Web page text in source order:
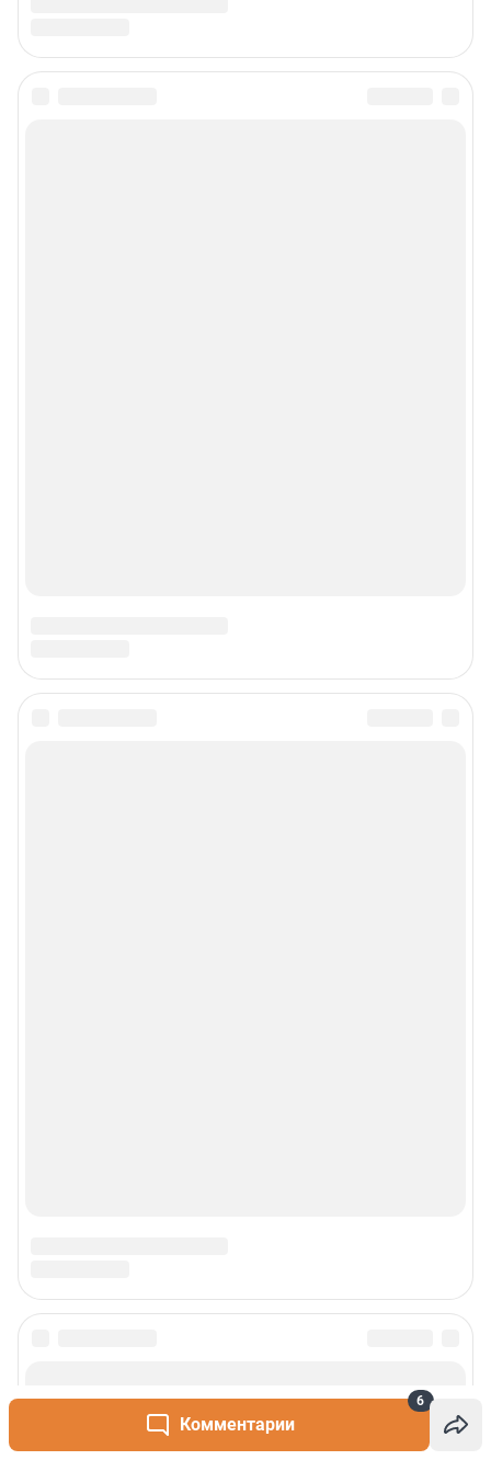
Комментарии
6